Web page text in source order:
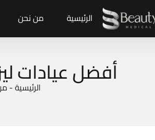
الرئيسية من نحن
أفضل عيادات
الرئيسية-